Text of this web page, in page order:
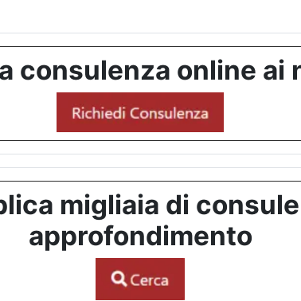
consulenza online ai
migliaia di
approfondimento